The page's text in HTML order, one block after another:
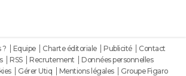
? Equipe Charte éditoriale Publicité
Contact
RSS Recrutement
Données personnelles
Gérer Utiq Mentions légales Groupe Figaro